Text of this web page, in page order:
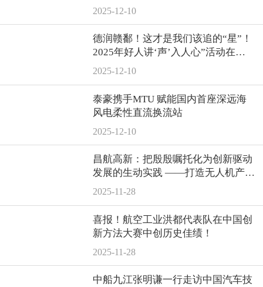
2025-12-10
德润赣鄱！这才是我们该追的“星”！
2025年好人讲‘声’入人心”活动在南
昌航空大学举行
2025-12-10
泰豪携手MTU 赋能国内首座深远海
风电柔性直流换流站
2025-12-10
昌航高新：把殷殷嘱托化为创新驱动
发展的生动实践 ——打造无人机产业
多元化发展新格局
2025-11-28
喜报！航空工业洪都代表队在中国创
新方法大赛中创历史佳绩！
2025-11-28
中船九江张明谦一行走访中国汽车技